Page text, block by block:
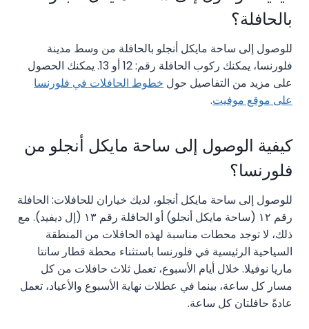
بالحافلة؟
للوصول إلى ساحة مايكل أنجلو بالحافلة من وسط مدينة
فلورنسا، يمكنك ركوب الحافلة رقم: 12 أو 13. يمكنك الحصول
على مزيد من التفاصيل حول خطوط الحافلات في فلورنسا
على موقع موفيت.
كيفية الوصول إلى ساحة مايكل أنجلو من
فلورنسا؟
للوصول إلى ساحة مايكل أنجلو، لديك خياران للحافلات: الحافلة
رقم ١٢ (ساحة مايكل أنجلو) أو الحافلة رقم ١٣ (إل ديفيد). مع
ذلك، لا توجد محطات مناسبة لهذه الحافلات من المنطقة
السياحية الرئيسية في فلورنسا باستثناء محطة قطار سانتا
ماريا نوفيلا. خلال أيام الأسبوع، تعمل ثلاث حافلات من كل
مسار كل ساعة، بينما في عطلات نهاية الأسبوع والأعياد، تعمل
عادةً حافلتان كل ساعة.